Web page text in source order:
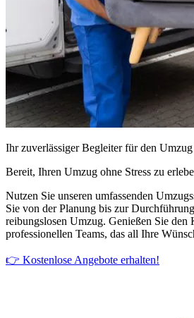
Ihr zuverlässiger Begleiter für den
Bereit, Ihren Umzug ohne Stress zu
Nutzen Sie unseren umfassenden
Sie von der Planung bis zur
reibungslosen Umzug. Genießen Sie den
professionellen Teams, das all Ihre
👉 Kostenlose Angebote erhalten!